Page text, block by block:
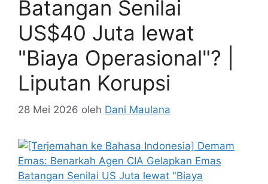
Batangan Senilai
US$40 Juta lewat
"Biaya Operasional"? |
Liputan Korupsi
28 Mei 2026 oleh Dani Maulana